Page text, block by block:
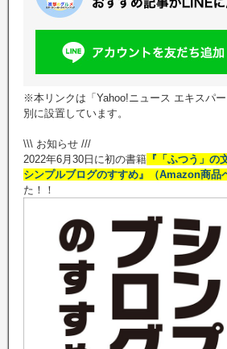
※本リンクは「Yahoo!ニュース エキスパ
別に設置しています。
\\\ お知らせ ///
2022年6月30日に初の書籍 『「ふつう」の
シンプルブログのすすめ』（Amazon商品
た！！